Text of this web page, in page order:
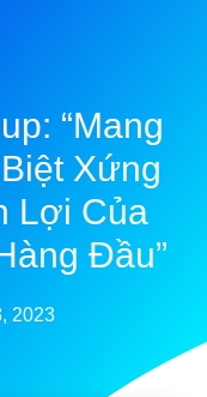
“Mang
Xứng
Lợi Của
Đầu”
2023